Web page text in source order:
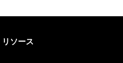
リソース